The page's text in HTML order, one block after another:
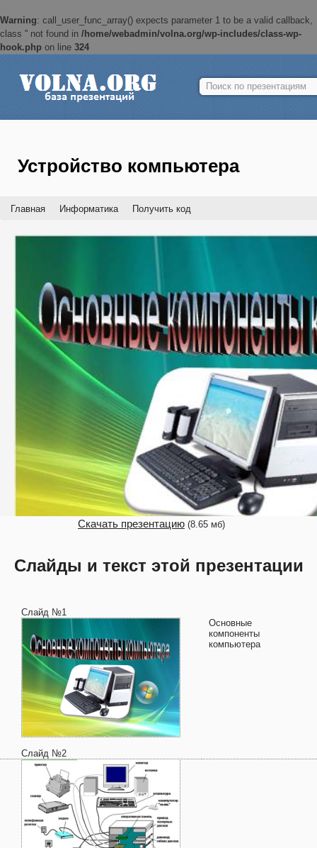
Warning: call_user_func_array() expects parameter 1 to be a valid callback,
class '' not found in /home/webadmin/volna.org/wp-includes/class-wp-
hook.php on line 324
Найти:
Устройство компьютера
Главная Информатика Получить код
Скачать презентацию (8.65 мб)
Слайды и текст этой презентации
Слайд №1
Основные
компоненты
компьютера
Слайд №2